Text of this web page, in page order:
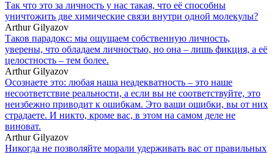
Так что это за личность у нас такая, что её способны
уничтожить две химические связи внутри одной молекулы?
Arthur Gilyazov
Таков парадокс: мы ощущаем собственную личность,
уверены, что обладаем личностью, но она – лишь фикция, а её
целостность – тем более.
Arthur Gilyazov
Осознаете это: любая наша неадекватность – это наше
несоответствие реальности, а если вы не соответствуйте, это
неизбежно приводит к ошибкам. Это ваши ошибки, вы от них
страдаете. И никто, кроме вас, в этом на самом деле не
виноват.
Arthur Gilyazov
Никогда не позволяйте морали удерживать вас от правильных